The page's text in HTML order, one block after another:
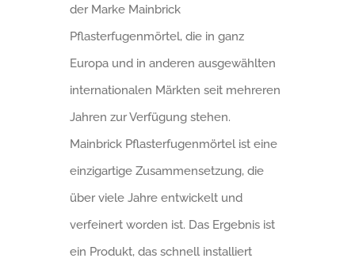
der Marke Mainbrick
Pflasterfugenmörtel, die in ganz
Europa und in anderen ausgewählten
internationalen Märkten seit mehreren
Jahren zur Verfügung stehen.
Mainbrick Pflasterfugenmörtel ist eine
einzigartige Zusammensetzung, die
über viele Jahre entwickelt und
verfeinert worden ist. Das Ergebnis ist
ein Produkt, das schnell installiert